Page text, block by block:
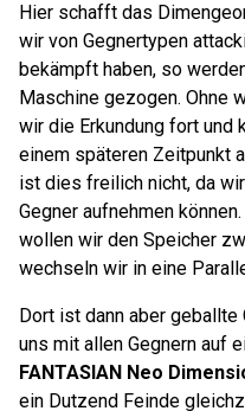
Hier schafft das
wir von Gegnertypen
bekämpft haben, so
Maschine gezogen. Ohne
wir die Erkundung fort und
einem späteren Zeitpunkt
ist dies freilich nicht, da
Gegner aufnehmen
wollen wir den Speicher
wechseln wir in eine
Dort ist dann aber
uns mit allen Gegnern auf
FANTASIAN Neo
ein Dutzend Feinde